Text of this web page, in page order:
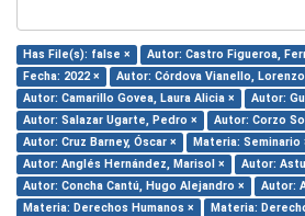
Has File(s): false ×
Autor: Castro Figueroa,
Fecha: 2022 ×
Autor: Córdova Vianello,
Autor: Camarillo Govea, Laura Alicia ×
Autor:
Autor: Salazar Ugarte, Pedro ×
Autor: Corzo
Autor: Cruz Barney, Óscar ×
Materia: Seminario
Autor: Anglés Hernández, Marisol ×
Autor:
Autor: Concha Cantú, Hugo Alejandro ×
Autor:
Materia: Derechos Humanos ×
Materia: